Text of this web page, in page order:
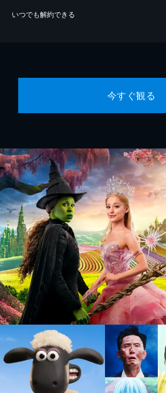
いつでも解約できる
今すぐ観る